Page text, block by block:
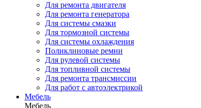
Для ремонта двигателя
Для ремонта генератора
Для системы смазки
Для тормозной системы
Для системы охлаждения
Поликлиновые ремни
Для рулевой системы
Для топливной системы
Для ремонта трансмиссии
Для работ с автоэлектрикой
Мебель
Мебель